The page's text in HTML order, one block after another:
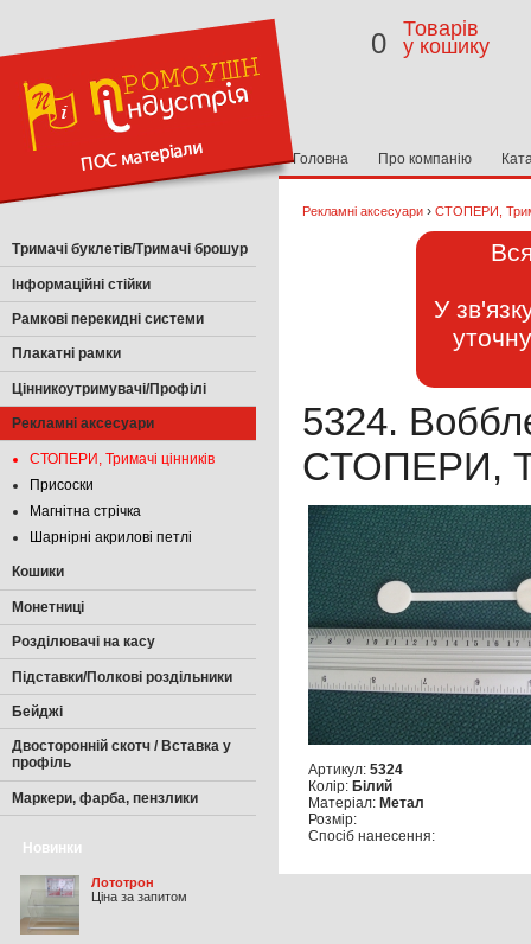
Тримачі буклетів/Тримачі брошур
Інформаційні стійки
Рамкові перекидні системи
Плакатні рамки
Цінникоутримувачі/Профілі
Рекламні аксесуари
СТОПЕРИ, Тримачі цінників
Присоски
Магнітна стрічка
Шарнірні акрилові петлі
Кошики
Монетниці
Розділювачі на касу
Підставки/Полкові роздільники
Бейджі
Двосторонній скотч / Вставка у
профіль
Маркери, фарба, пензлики
Новинки
Лототрон
Ціна за запитом
0Товарів
у кошику
Головна Про компанію
Рекламні аксесуари ›СТОПЕРИ,
У
5324.
СТОПЕРИ,
Артикул:5324
Колір: Білий
Матеріал: Метал
Розмір:
Спосіб нанесення: